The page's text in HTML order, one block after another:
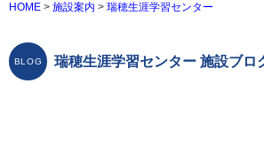
HOME > 施設案内 > 瑞穂生涯学習センター
瑞穂生涯学習センター 施設ブロ